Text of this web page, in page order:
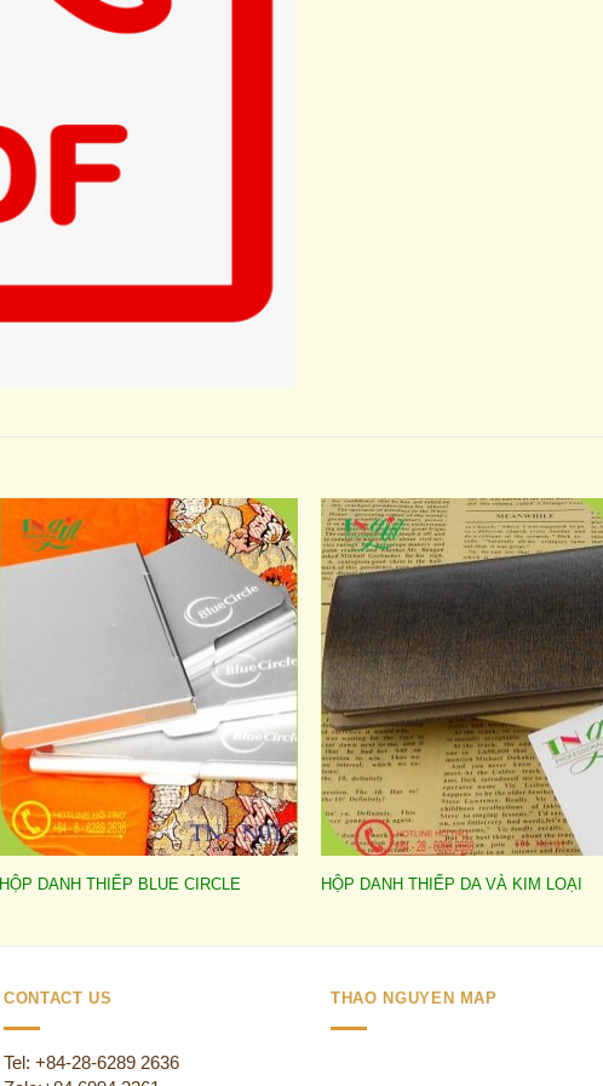
Add to
wishlist
HỘP DANH THIẾP BLUE CIRCLE
Add to
wishlist
HỘP DANH THIẾP DA VÀ KIM LOẠI
CONTACT US
Tel: +84-28-6289 2636
THAO NGUYEN MAP